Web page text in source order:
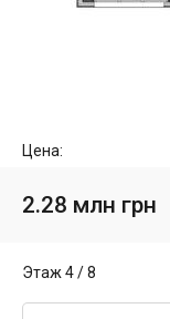
Цена:
2.28 млн грн
Этаж 4 / 8